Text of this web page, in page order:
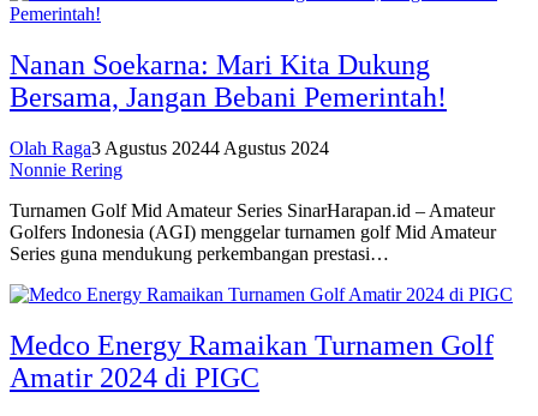
Nanan Soekarna: Mari Kita Dukung
Bersama, Jangan Bebani Pemerintah!
Olah Raga3 Agustus 20244 Agustus 2024
Nonnie Rering
Turnamen Golf Mid Amateur Series SinarHarapan.id – Amateur
Golfers Indonesia (AGI) menggelar turnamen golf Mid Amateur
Series guna mendukung perkembangan prestasi…
Medco Energy Ramaikan Turnamen Golf
Amatir 2024 di PIGC